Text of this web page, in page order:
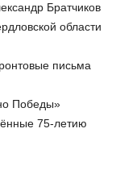
Братчиков
области
письма
Победы»
75-летию